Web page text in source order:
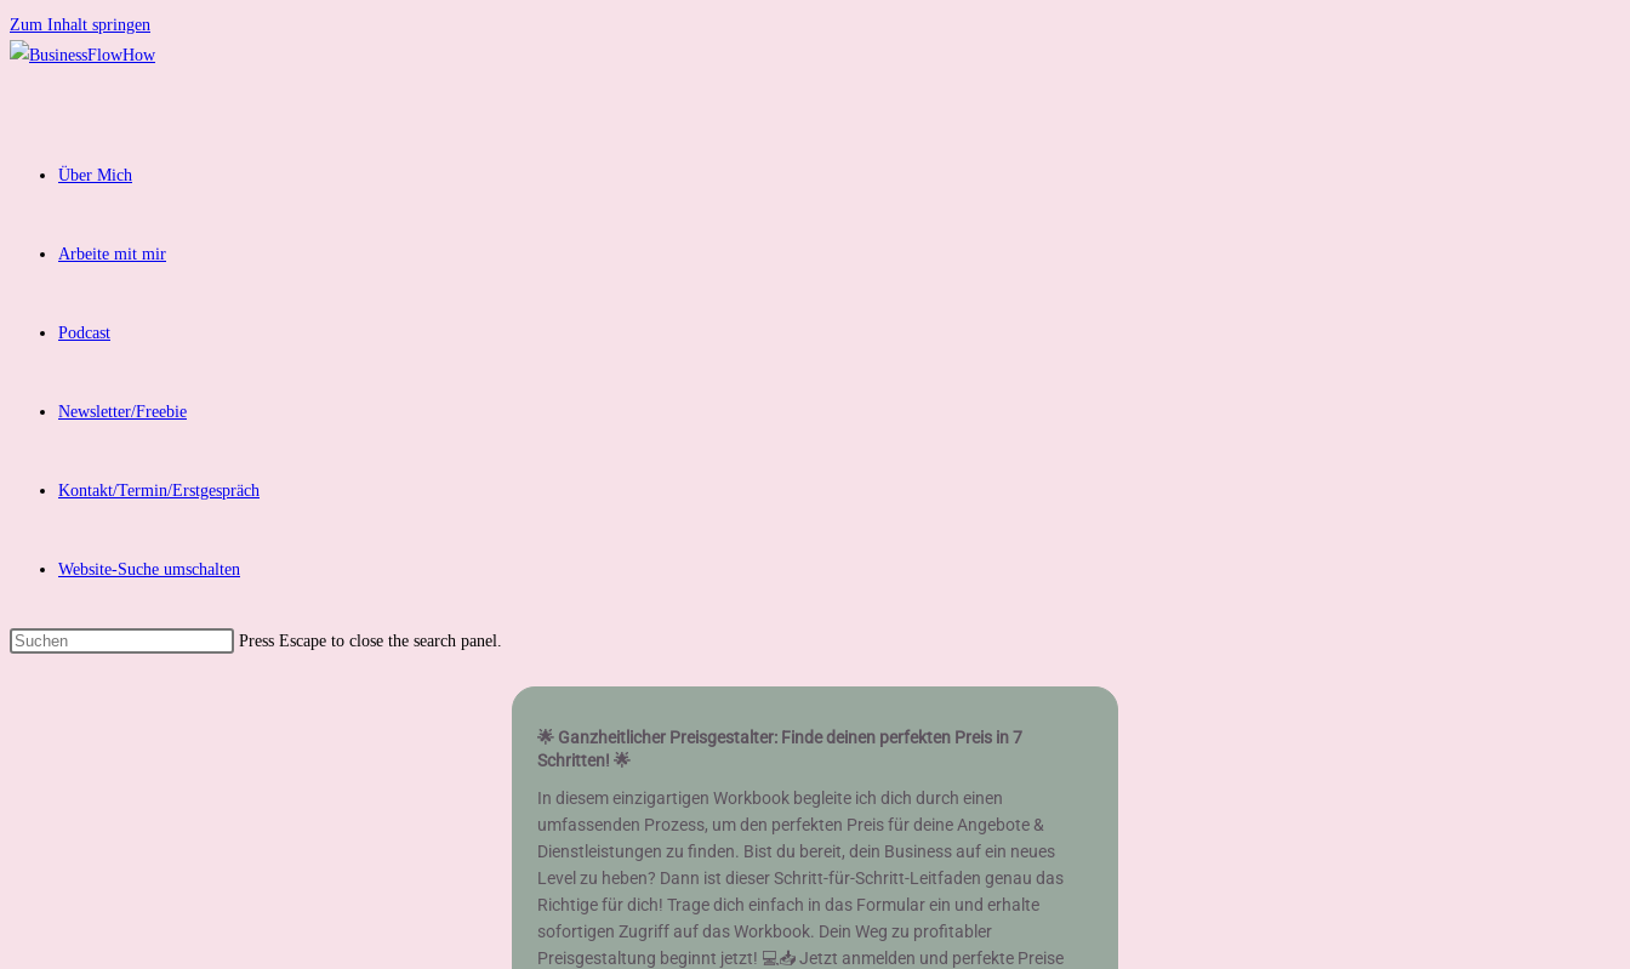
Zum Inhalt springen
Über Mich
Arbeite mit mir
Podcast
Newsletter/Freebie
Kontakt/Termin/Erstgespräch
Website-Suche umschalten
Press Escape to close the search panel.
🌟 Ganzheitlicher Preisgestalter: Finde deinen perfekten Preis in 7
Schritten! 🌟
In diesem einzigartigen Workbook begleite ich dich durch einen
umfassenden Prozess, um den perfekten Preis für deine Angebote &
Dienstleistungen zu finden. Bist du bereit, dein Business auf ein neues
Level zu heben? Dann ist dieser Schritt-für-Schritt-Leitfaden genau das
Richtige für dich! Trage dich einfach in das Formular ein und erhalte
sofortigen Zugriff auf das Workbook. Dein Weg zu profitabler
Preisgestaltung beginnt jetzt! 💻📥 Jetzt anmelden und perfekte Preise